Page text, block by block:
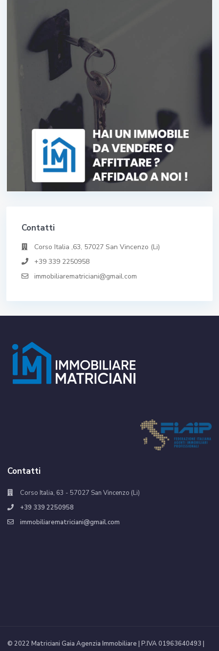
Contatti
Corso Italia ,63, 57027 San Vincenzo (Li)
+39 339 2250958
immobiliarematriciani@gmail.com
Contatti
Corso Italia, 63 - 57027 San Vincenzo (Li)
+39 339 2250958
immobiliarematriciani@gmail.com
© 2022 Matriciani Gaia Agenzia Immobiliare | P.IVA 01963640493 |